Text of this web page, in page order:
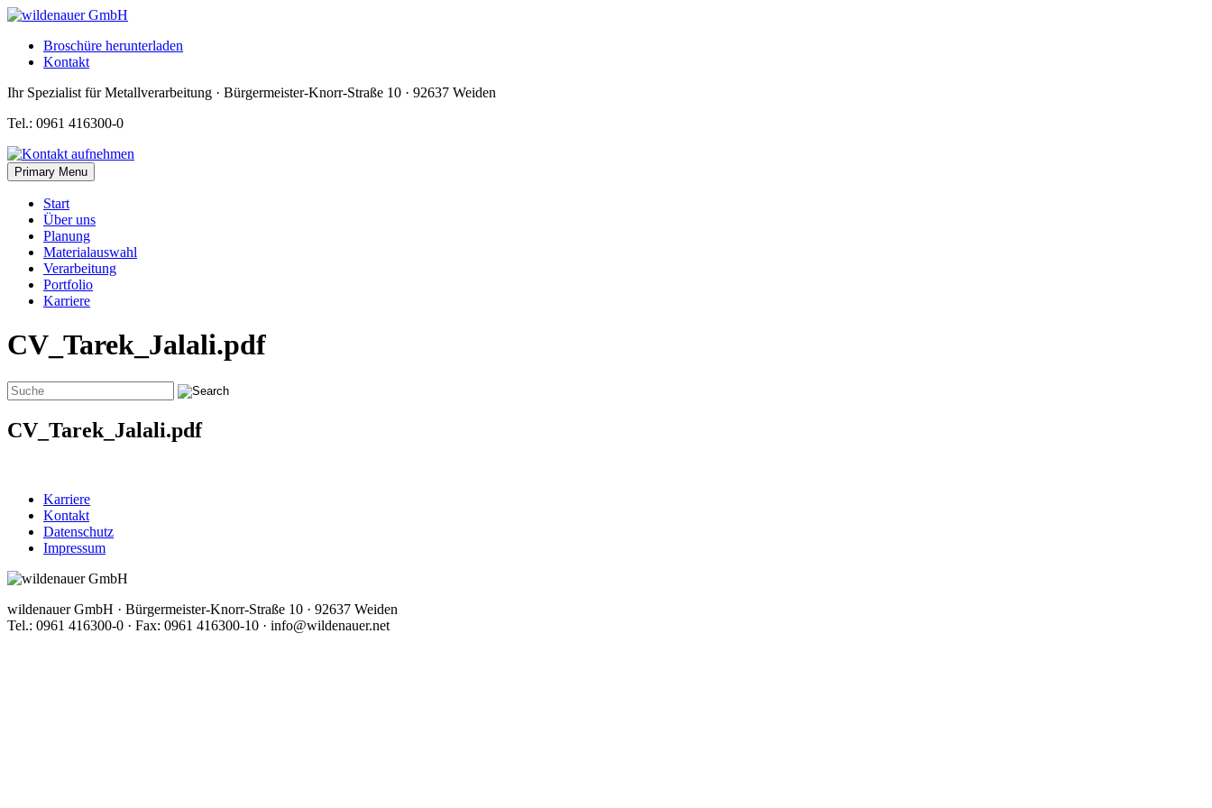
Skip
contentBroschüre herunterladen
Kontakt
Ihr Spezialist für Metallverarbeitung · Bürgermeister-Knorr-Straße 10 · 92637 Weiden
Tel.: 0961 416300-0
Primary Menu
Start
Über uns
Planung
Materialauswahl
Verarbeitung
Portfolio
Karriere
CV_Tarek_Jalali.pdf
CV_Tarek_Jalali.pdf
Karriere
Kontakt
Datenschutz
Impressum
wildenauer GmbH · Bürgermeister-Knorr-Straße 10 · 92637 Weiden
Tel.: 0961 416300-0 · Fax: 0961 416300-10 · info@wildenauer.net